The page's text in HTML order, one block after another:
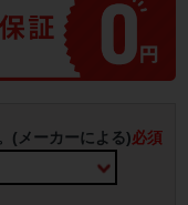
(メーカーによる)必須